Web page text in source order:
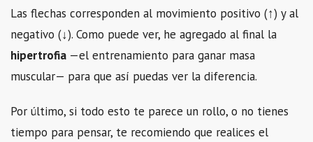
Las flechas corresponden al movimiento positivo (↑) y al
negativo (↓). Como puede ver, he agregado al final la
hipertrofia —el entrenamiento para ganar masa
muscular— para que así puedas ver la diferencia.
Por último, si todo esto te parece un rollo, o no tienes
tiempo para pensar, te recomiendo que realices el